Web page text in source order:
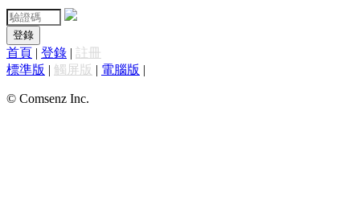
登錄
首頁 | 登錄 | 註冊
標準版 | 觸屏版 | 電腦版 |
© Comsenz Inc.